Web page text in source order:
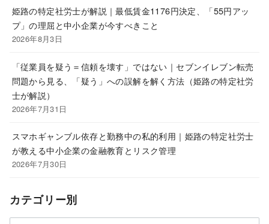
姫路の特定社労士が解説｜最低賃金1176円決定、「55円アッ
プ」の理屈と中小企業が今すべきこと
2026年8月3日
「従業員を疑う＝信頼を壊す」ではない｜セブンイレブン転売
問題から見る、「疑う」への誤解を解く方法（姫路の特定社労
士が解説）
2026年7月31日
スマホギャンブル依存と勤務中の私的利用｜姫路の特定社労士
が教える中小企業の金融教育とリスク管理
2026年7月30日
カテゴリー別